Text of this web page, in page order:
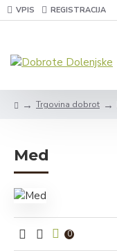
VPIS REGISTRACIJA
Trgovina dobrot
Med
0